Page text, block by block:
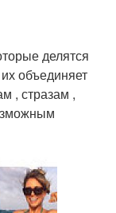
делятся
объединяет
, стразам ,